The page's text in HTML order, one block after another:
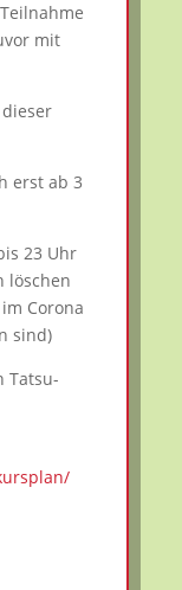
mit
erst ab 3
23 Uhr
löschen
Corona
sind)
Tatsu-